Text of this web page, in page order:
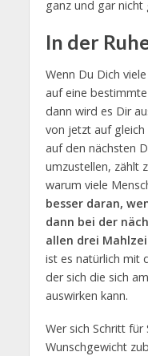
ganz und gar nicht
In der
Wenn Du Dich
auf eine
dann wird es Dir
von jetzt auf gleich
auf den nächsten
umzustellen, zählt
warum viele
besser daran,
dann bei der
allen drei
ist es natürlich mit
der sich die sich
auswirken kann.
Wer sich Schritt
Wunschgewicht